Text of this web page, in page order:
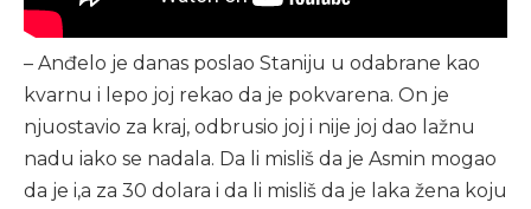
– Anđelo je danas poslao Staniju u odabrane kao
kvarnu i lepo joj rekao da je pokvarena. On je
njuostavio za kraj, odbrusio joj i nije joj dao lažnu
nadu iako se nadala. Da li misliš da je Asmin mogao
da je i,a za 30 dolara i da li misliš da je laka žena koju